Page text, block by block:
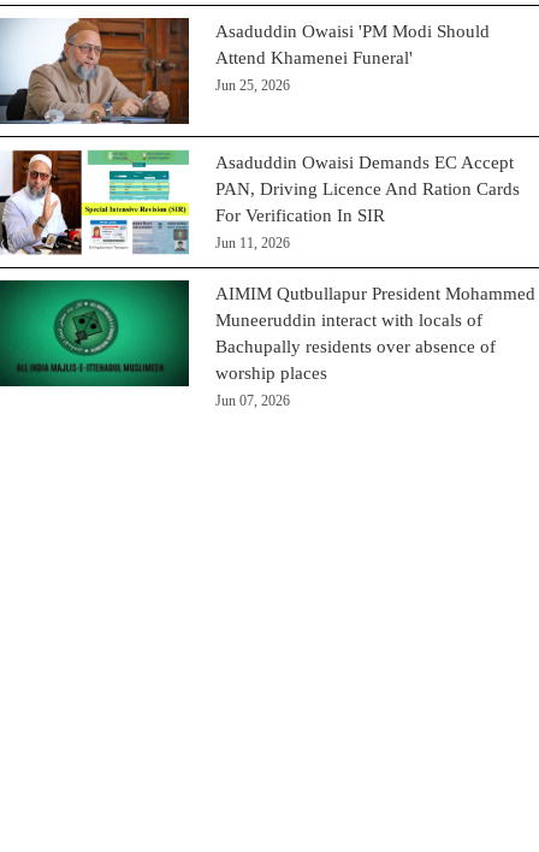
Asaduddin Owaisi 'PM Modi Should
Attend Khamenei Funeral'
Jun 25, 2026
Asaduddin Owaisi Demands EC Accept
PAN, Driving Licence And Ration Cards
For Verification In SIR
Jun 11, 2026
AIMIM Qutbullapur President Mohammed
Muneeruddin interact with locals of
Bachupally residents over absence of
worship places
Jun 07, 2026